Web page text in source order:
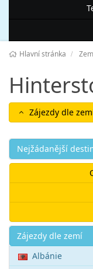
Hlavní stránka
Zájezdy dle
Nejžádanější
Akce
Zájezdy dle zemí
Albánie